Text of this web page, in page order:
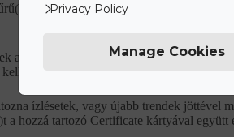
ha az valóban olyan amilyennek
a gyűrűkkel és ezt a vásárlástól
visszajuttatnotok a vásárlást követő 90
ízlésetek, vagy újabb trendek jöttével
a hozzá tartozó Certificate kártyával
Privacy Policy
Manage Cookies